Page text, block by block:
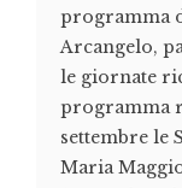
programma
Arcangelo,
le giornate
programma
settembre le
Maria